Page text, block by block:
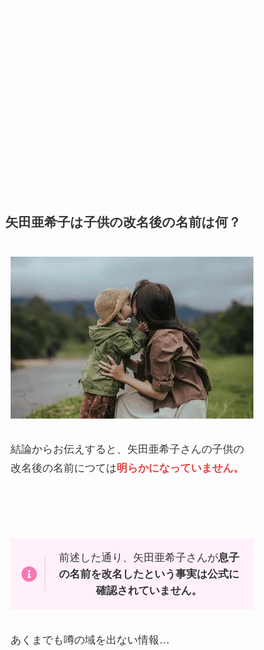
矢田亜希子は子供の改名後の名前は何？
結論からお伝えすると、矢田亜希子さんの子供の
改名後の名前につては明らかになっていません。
前述した通り、矢田亜希子さんが息子
の名前を改名したという事実は公式に
確認されていません。
あくまでも噂の域を出ない情報…